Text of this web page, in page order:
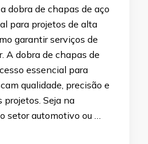
dobra de chapas de aço
para projetos de alta
garantir serviços de
A dobra de chapas de
essencial para
qualidade, precisão e
projetos. Seja na
setor automotivo ou …